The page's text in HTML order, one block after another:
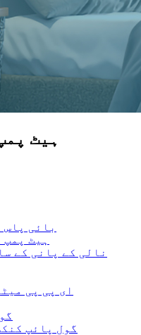
ہیٹ
بائی پاس
ہیٹ
نالی کے پانی کے
ای پی پی
گول پائپ